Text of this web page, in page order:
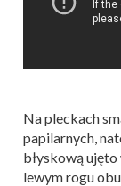
Na pleckach
papilarnych,
błyskową
lewym rogu